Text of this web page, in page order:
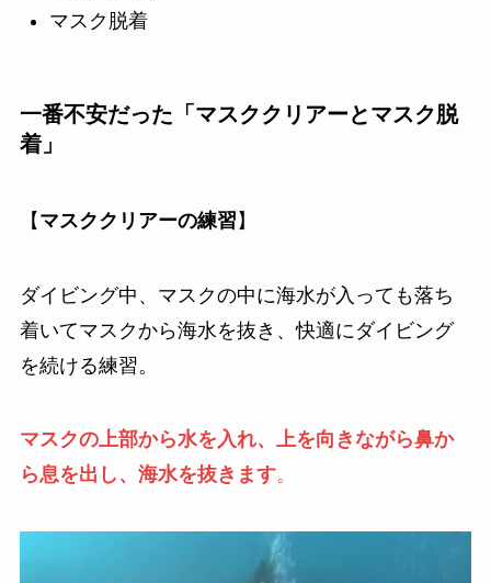
マスク脱着
一番不安だった「マスククリアーとマスク脱
着」
【 マスククリアーの練習 】
ダイビング中、マスクの中に海水が入っても落ち
着いてマスクから海水を抜き、快適にダイビング
を続ける練習。
マスクの上部から水を入れ、上を向きながら鼻か
ら息を出し、海水を抜きます。